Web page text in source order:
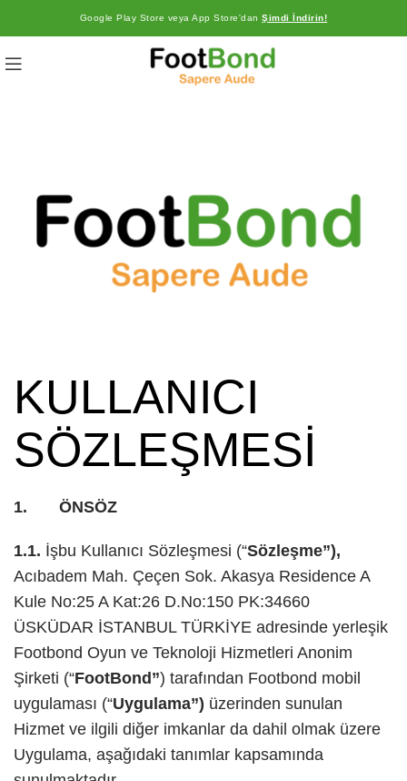
Google Play Store veya App Store'danŞimdi İndirin!
KULLANICI
SÖZLEŞMESI
1. ÖNSÖZ
1.1. İşbu Kullanıcı Sözleşmesi (“Sözleşme”),
Acıbadem Mah. Çeçen Sok. Akasya Residence A
Kule No:25 A Kat:26 D.No:150 PK:34660
ÜSKÜDAR İSTANBUL TÜRKİYE adresinde yerleşik
Footbond Oyun ve Teknoloji Hizmetleri Anonim
Şirketi (“FootBond”) tarafından Footbond mobil
uygulaması (“Uygulama”) üzerinden sunulan
Hizmet ve ilgili diğer imkanlar da dahil olmak üzere
Uygulama, aşağıdaki tanımlar kapsamında